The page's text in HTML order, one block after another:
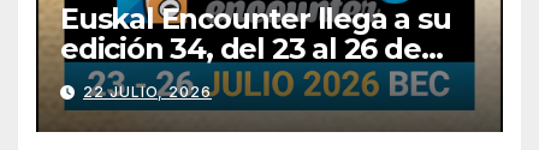
Euskal Encounter llega a su
edición 34, del 23 al 26 de
julio
22 JULIO, 2026